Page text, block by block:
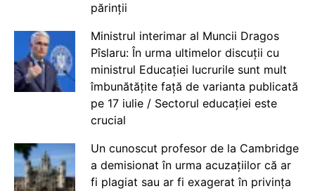
părinții
Ministrul interimar al Muncii Dragos
Pîslaru: În urma ultimelor discuții cu
ministrul Educației lucrurile sunt mult
îmbunătățite față de varianta publicată
pe 17 iulie / Sectorul educației este
crucial
Un cunoscut profesor de la Cambridge
a demisionat în urma acuzațiilor că ar
fi plagiat sau ar fi exagerat în privința